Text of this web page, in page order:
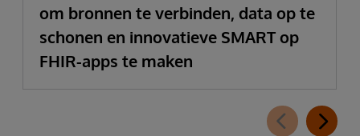
om bronnen te verbinden, data op te
schonen en innovatieve SMART op
FHIR-apps te maken